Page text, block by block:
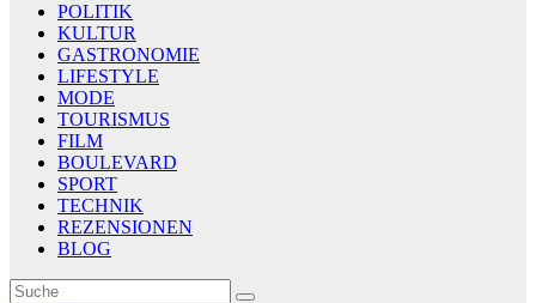
POLITIK
KULTUR
GASTRONOMIE
LIFESTYLE
MODE
TOURISMUS
FILM
BOULEVARD
SPORT
TECHNIK
REZENSIONEN
BLOG